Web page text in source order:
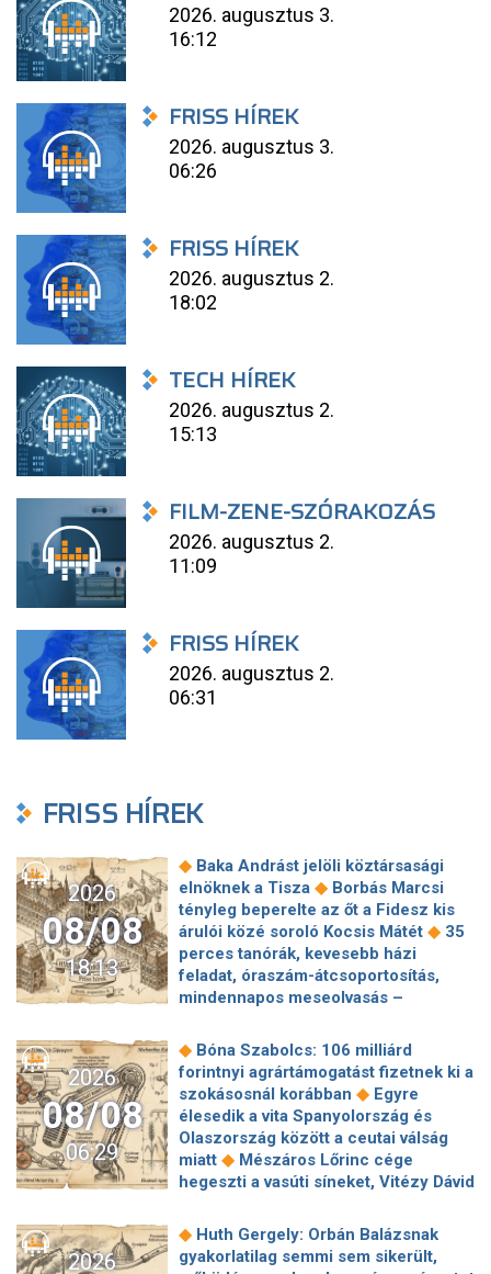
2026. augusztus 3.
16:12
FRISS HÍREK
2026. augusztus 3.
06:26
FRISS HÍREK
2026. augusztus 2.
18:02
TECH HÍREK
2026. augusztus 2.
15:13
FILM-ZENE-SZÓRAKOZÁS
2026. augusztus 2.
11:09
FRISS HÍREK
2026. augusztus 2.
06:31
FRISS HÍREK
2026
08/08
18:13
◆ Baka Andrást jelöli köztársasági
elnöknek a Tisza ◆ Borbás Marcsi
tényleg beperelte az őt a Fidesz kis
árulói közé soroló Kocsis Mátét ◆ 35
perces tanórák, kevesebb házi
feladat, óraszám-átcsoportosítás,
mindennapos meseolvasás –
tagozatos javaslatcsomagja
Lemond és az egyetemről is távozik
az Ádám Zoltánt kirúgó corvinusos
rektorhelyettes◆
Katasztrófavédelem: Ez már nekünk is
sok! És sajnos nem látjuk a végét ◆
Nem fizeti vissza a vételárat a zuglói
kormányzati negyed
szélerőmű-gyűlölete: egymilliárd
dollárt fizetnek egy német cégnek,
2026
08/08
06:29
◆ Bóna Szabolcs: 106 milliárd
forintnyi agrártámogatást fizetnek ki a
szokásosnál korábban ◆ Egyre
élesedik a vita Spanyolország és
Olaszország között a ceutai válság
miatt ◆ Mészáros Lőrinc cége
hegeszti a vasúti síneket, Vitézy Dávid
tesz a Bosnyák téri irodakomplexum
beruházója, ha az állam felmondja a
szerződésüket ◆ Megérkezett
2026
◆ Huth Gergely: Orbán Balázsnak
gyakorlatilag semmi sem sikerült,